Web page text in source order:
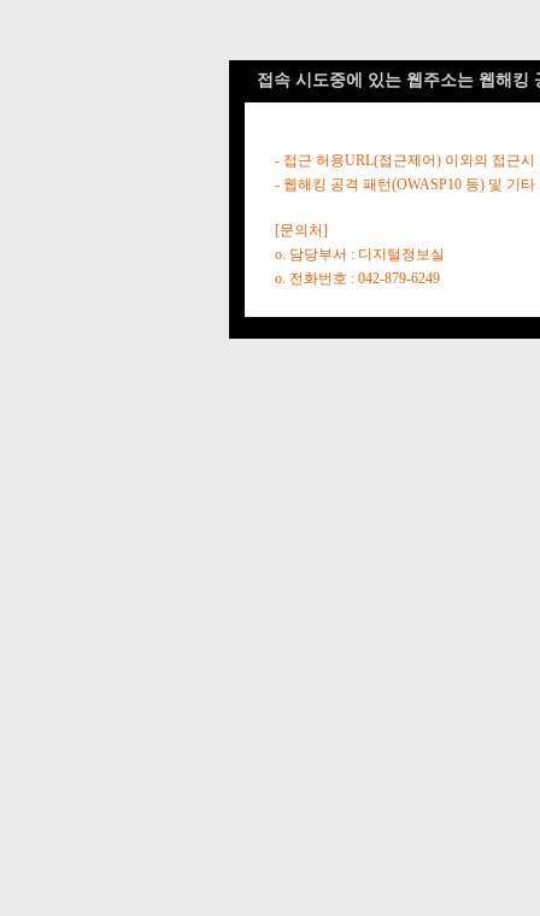
접속 시도중에 있는 웹주소는 웹해킹
- 접근 허용URL(접근제어) 이외의 접근시
- 웹해킹 공격 패턴(OWASP10 등) 및 기
[문의처]
o. 담당부서 : 디지털정보실
o. 전화번호 : 042-879-6249